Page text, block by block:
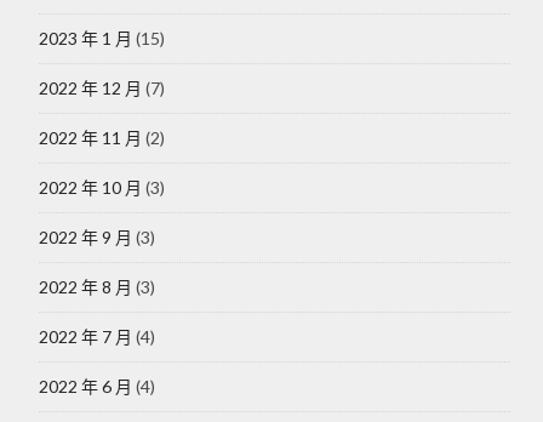
2023 年 1 月 (15)
2022 年 12 月 (7)
2022 年 11 月 (2)
2022 年 10 月 (3)
2022 年 9 月 (3)
2022 年 8 月 (3)
2022 年 7 月 (4)
2022 年 6 月 (4)